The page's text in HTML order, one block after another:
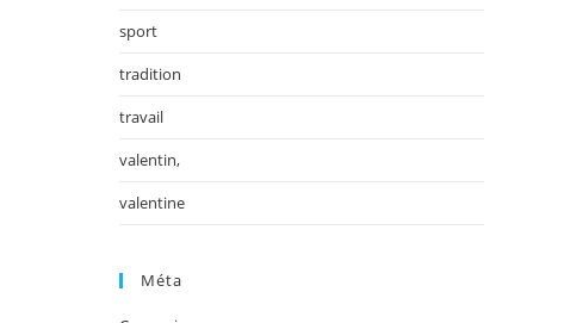
sport
tradition
travail
valentin,
valentine
Méta